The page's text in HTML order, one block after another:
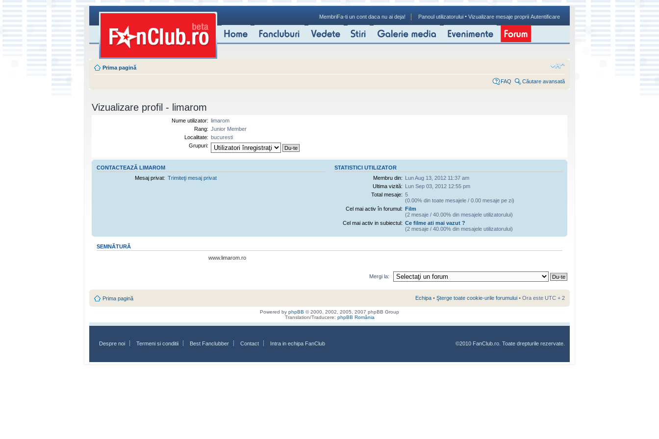
MembriFa-ti un cont daca nu ai deja! Panoul utilizatorului • Vizualizare mesaje proprii Autentificare
Prima pagină
FAQ Căutare avansată
Vizualizare profil - limarom
Nume utilizator: limarom
Rang: Junior Member
Localitate: bucuresti
Grupuri:
CONTACTEAZĂ LIMAROM
Mesaj privat: Trimiteţi mesaj privat
STATISTICI UTILIZATOR
Membru din: Lun Aug 13, 2012 11:37 am
Ultima vizită: Lun Sep 03, 2012 12:55 pm
Total mesaje: 5
(0.00% din toate mesajele / 0.00 mesaje pe zi)
Cel mai activ în forumul: Film
(2 mesaje / 40.00% din mesajele utilizatorului)
Cel mai activ in subiectul: Ce filme ati mai vazut ?
(2 mesaje / 40.00% din mesajele utilizatorului)
SEMNĂTURĂ
www.limarom.ro
Mergi la:
Prima pagină Echipa • Şterge toate cookie-urile forumului • Ora este UTC + 2
Powered by phpBB © 2000, 2002, 2005, 2007 phpBB Group
Translation/Traducere: phpBB România
Despre noi Termeni si conditii Best Fanclubber Contact Intra in echipa FanClub ©2010 FanClub.ro. Toate drepturile rezervate.